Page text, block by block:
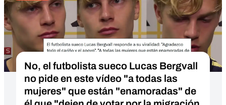
No, el futbolista sueco Lucas Bergvall
no pide en este vídeo "a todas las
mujeres" que están "enamoradas" de